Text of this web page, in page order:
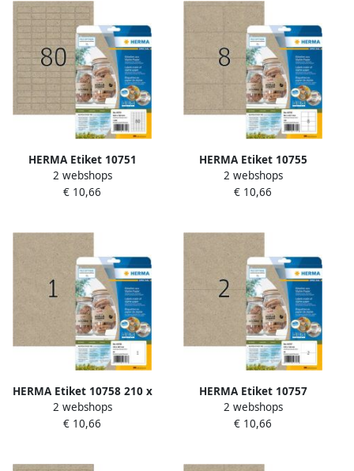
HERMA Etiket 10751
35.6x16.9mm silphie bruin
1600 stuks
2 webshops
€ 10,66
HERMA Etiket 10755
99.1x67.7mm silphie bruin
160 stuks
2 webshops
€ 10,66
HERMA Etiket 10758 210 x
297 mm silphie bruin 20
stuks
2 webshops
€ 10,66
HERMA Etiket 10757
210x148mm silphie bruin 40
stuks
2 webshops
€ 10,66